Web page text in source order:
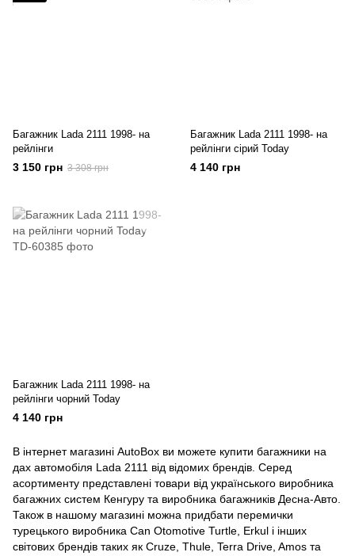
Багажник Lada 2111 1998- на
рейлінги
3 150 грн 3 308 грн
Багажник Lada 2111 1998- на
рейлінги сірий Today
4 140 грн
Багажник Lada 2111 1998- на
рейлінги чорний Today
4 140 грн
В інтернет магазині AutoBox ви можете купити багажники на
дах автомобіля Lada 2111 від відомих брендів. Серед
асортименту представлені товари від українського виробника
багажних систем Кенгуру та виробника багажників Десна-Авто.
Також в нашому магазині можна придбати перемички
турецького виробника Can Otomotive Turtle, Erkul і інших
світових брендів таких як Cruze, Thule, Terra Drive, Amos та